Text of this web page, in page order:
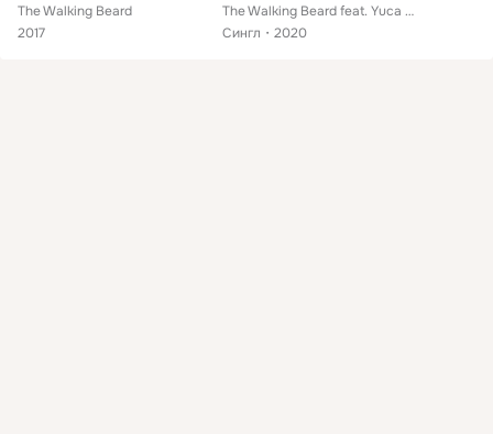
The Walking Beard
2017
The Walking Beard feat. Yuca Roots
Сингл
2020